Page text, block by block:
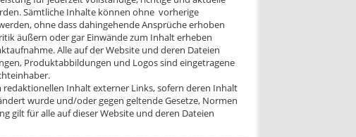
Sämtliche Inhalte können ohne vorherige
ohne dass dahingehende Ansprüche erhoben
äußern oder gar Einwände zum Inhalt erheben
Alle auf der Website und deren Dateien
Produktabbildungen und Logos sind eingetragene
redaktionellen Inhalt externer Links, sofern deren Inhalt
wurde und/oder gegen geltende Gesetze, Normen
gilt für alle auf dieser Website und deren Dateien